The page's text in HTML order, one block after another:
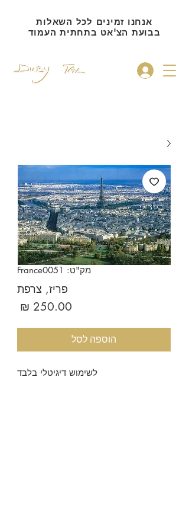
אנחנו זמינים לכל השאלות
בבועת הצ'אט בתחתית העמוד
מק"ט: France0051
פריז, צרפת
הוספה לסל
לשימוש דיגיטלי בלבד